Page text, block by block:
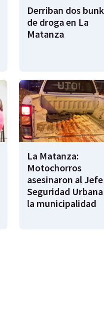
Derriban dos
de droga en La
Matanza
La Matanza:
Motochorros
asesinaron al
Seguridad
la municipalidad